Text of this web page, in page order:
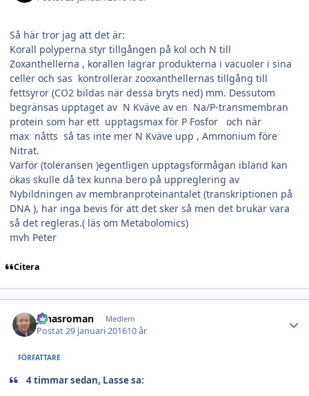
Så här tror jag att det är:
Korall polyperna styr tillgången på kol och N till
Zoxanthellerna , korallen lagrar produkterna i vacuoler i sina
celler och sas kontrollerar zooxanthellernas tillgång till
fettsyror (CO2 bildas när dessa bryts ned) mm. Dessutom
begränsas upptaget av N Kväve av en Na/P-transmembran
protein som har ett upptagsmax för P Fosfor och när
max nåtts så tas inte mer N Kväve upp , Ammonium före
Nitrat.
Varför (toleransen )egentligen upptagsförmågan ibland kan
ökas skulle då tex kunna bero på uppreglering av
Nybildningen av membranproteinantalet (transkriptionen på
DNA ), har inga bevis för att det sker så men det brukar vara
så det regleras.( läs om Metabolomics)
mvh Peter
Citera
jonasroman Medlem
Postat29 januari 201610 år
FÖRFATTARE
4 timmar sedan, Lasse sa: